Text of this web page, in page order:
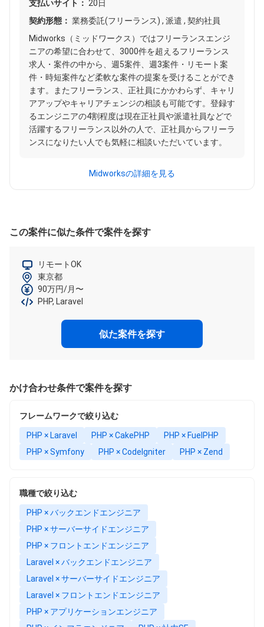
支払いサイト： 20日
契約形態： 業務委託(フリーランス) , 派遣 , 契約社員
Midworks（ミッドワークス）ではフリーランスエンジ
ニアの希望に合わせて、3000件を超えるフリーランス
求人・案件の中から、週5案件、週3案件・リモート案
件・時短案件など柔軟な案件の提案を受けることができ
ます。またフリーランス、正社員にかかわらず、キャリ
アアップやキャリアチェンジの相談も可能です。登録す
るエンジニアの4割程度は現在正社員や派遣社員などで
活躍するフリーランス以外の人で、正社員からフリーラ
ンスになりたい人でも気軽に相談いただいています。
Midworksの詳細を見る
この案件に似た条件で案件を探す
リモートOK
東京都
90万円/月〜
PHP, Laravel
似た案件を探す
かけ合わせ条件で案件を探す
フレームワークで絞り込む
PHP × Laravel PHP × CakePHP
PHP × FuelPHP
PHP × Symfony
PHP × CodeIgniter PHP × Zend
職種で絞り込む
PHP × バックエンドエンジニア
PHP × サーバーサイドエンジニア
PHP × フロントエンドエンジニア
Laravel × バックエンドエンジニア
Laravel × サーバーサイドエンジニア
Laravel × フロントエンドエンジニア
PHP × アプリケーションエンジニア